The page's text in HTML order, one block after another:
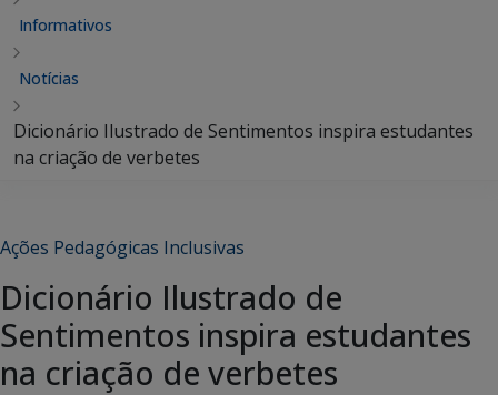
Informativos
Notícias
Dicionário Ilustrado de Sentimentos inspira estudantes
na criação de verbetes
Ações Pedagógicas Inclusivas
Dicionário Ilustrado de
Sentimentos inspira estudantes
na criação de verbetes